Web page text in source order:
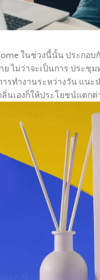
ในช่วงนี้นั้น ประกอ
ไม่ว่าจะเป็นการ ประ
รทำงานระหว่างวัน แน
เองก็ให้ประโยชน์แตกต่